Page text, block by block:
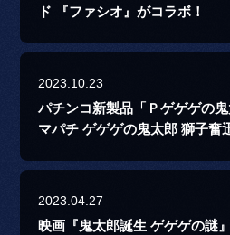
ド 『ファシオ』がコラボ！
2023.10.23
パチンコ新製品「Ｐゲゲゲの
マパチ ゲゲゲの鬼太郎 獅子奮
2023.04.27
映画『鬼太郎誕生 ゲゲゲの謎